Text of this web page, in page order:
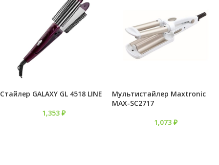
Стайлер GALAXY GL 4518 LINE
1,353 ₽
Мультистайлер Maxtronic
MAX-SC2717
1,073 ₽